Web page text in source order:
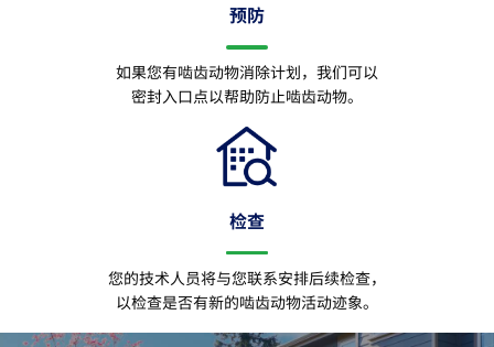
预防
如果您有啮齿动物消除计划，我们可以
密封入口点以帮助防止啮齿动物。
检查
您的技术人员将与您联系安排后续检查，
以检查是否有新的啮齿动物活动迹象。